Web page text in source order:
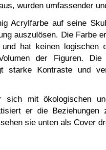
wurden umfassender
Acrylfarbe auf seine
auszulösen. Die Farbe
hat keinen logischen
der Figuren.
starke Kontraste und
mit ökologischen
er die Beziehungen
sie unten als Cover